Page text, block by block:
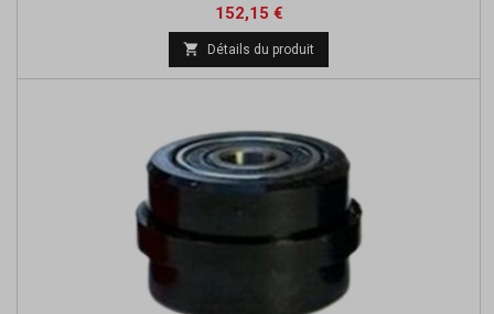
Prix
152,15 €Prix
de
base
 Détails du produit